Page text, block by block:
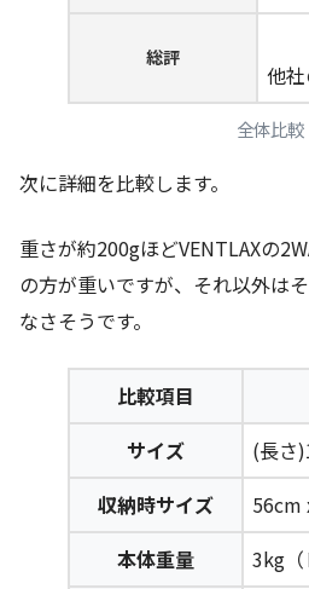
総評
他
全体比較
次に詳細を比較します。
重さが約200gほどVENTLAXの
の方が重いですが、それ以外は
なさそうです。
比較項目
サイズ
(長さ
収納時サイズ
56cm
本体重量
3kg（